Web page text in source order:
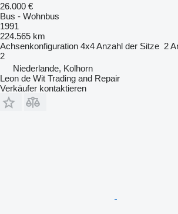
26.000 €
Bus - Wohnbus
1991
224.565 km
Achsenkonfiguration 4x4Anzahl der Sitze 2
2
Niederlande, Kolhorn
Leon de Wit Trading and Repair
Verkäufer kontaktieren